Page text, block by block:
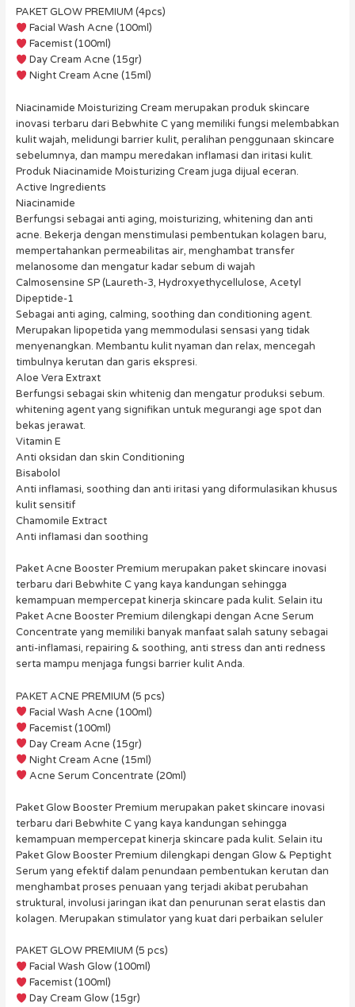
PAKET GLOW PREMIUM (4pcs)
Facial Wash Acne (100ml)
Facemist (100ml)
Day Cream Acne (15gr)
Night Cream Acne (15ml)
Niacinamide Moisturizing Cream merupakan produk skincare
inovasi terbaru dari Bebwhite C yang memiliki fungsi melembabkan
kulit wajah, melidungi barrier kulit, peralihan penggunaan skincare
sebelumnya, dan mampu meredakan inflamasi dan iritasi kulit.
Produk Niacinamide Moisturizing Cream juga dijual eceran.
Active Ingredients
Niacinamide
Berfungsi sebagai anti aging, moisturizing, whitening dan anti
acne. Bekerja dengan menstimulasi pembentukan kolagen baru,
mempertahankan permeabilitas air, menghambat transfer
melanosome dan mengatur kadar sebum di wajah
Calmosensine SP (Laureth-3, Hydroxyethycellulose, Acetyl
Dipeptide-1
Sebagai anti aging, calming, soothing dan conditioning agent.
Merupakan lipopetida yang memmodulasi sensasi yang tidak
menyenangkan. Membantu kulit nyaman dan relax, mencegah
timbulnya kerutan dan garis ekspresi.
Aloe Vera Extraxt
Berfungsi sebagai skin whitenig dan mengatur produksi sebum.
whitening agent yang signifikan untuk megurangi age spot dan
bekas jerawat.
Vitamin E
Anti oksidan dan skin Conditioning
Bisabolol
Anti inflamasi, soothing dan anti iritasi yang diformulasikan khusus
kulit sensitif
Chamomile Extract
Anti inflamasi dan soothing
Paket Acne Booster Premium merupakan paket skincare inovasi
terbaru dari Bebwhite C yang kaya kandungan sehingga
kemampuan mempercepat kinerja skincare pada kulit. Selain itu
Paket Acne Booster Premium dilengkapi dengan Acne Serum
Concentrate yang memiliki banyak manfaat salah satuny sebagai
anti-inflamasi, repairing & soothing, anti stress dan anti redness
serta mampu menjaga fungsi barrier kulit Anda.
PAKET ACNE PREMIUM (5 pcs)
Facial Wash Acne (100ml)
Facemist (100ml)
Day Cream Acne (15gr)
Night Cream Acne (15ml)
Acne Serum Concentrate (20ml)
Paket Glow Booster Premium merupakan paket skincare inovasi
terbaru dari Bebwhite C yang kaya kandungan sehingga
kemampuan mempercepat kinerja skincare pada kulit. Selain itu
Paket Glow Booster Premium dilengkapi dengan Glow & Peptight
Serum yang efektif dalam penundaan pembentukan kerutan dan
menghambat proses penuaan yang terjadi akibat perubahan
struktural, involusi jaringan ikat dan penurunan serat elastis dan
kolagen. Merupakan stimulator yang kuat dari perbaikan seluler
PAKET GLOW PREMIUM (5 pcs)
Facial Wash Glow (100ml)
Facemist (100ml)
Day Cream Glow (15gr)